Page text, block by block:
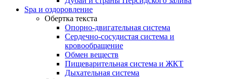
Spa и оздоровление
Обертка текста
Опорно-двигательная система
Сердечно-сосудистая система и
кровообращение
Обмен веществ
Пищеварительная система и ЖКТ
Дыхательная система